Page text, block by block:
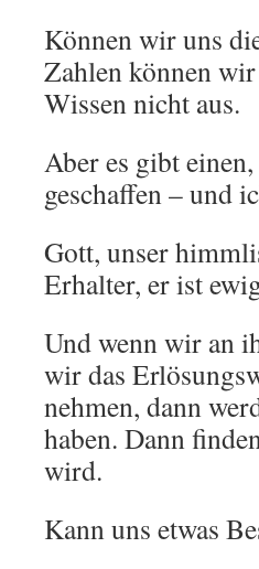
Können wir uns
Zahlen können
Wissen nicht aus.
Aber es gibt
geschaffen – und
Gott, unser
Erhalter, er ist
Und wenn wir an
wir das
nehmen, dann
haben. Dann
wird.
Kann uns etwas